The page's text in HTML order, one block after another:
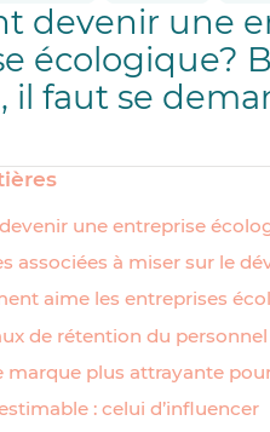
devenir une
écologique?
il faut se
une entreprise
associées à miser sur le
aime les entreprises
de rétention du
marque plus attrayante
: celui d’influencer